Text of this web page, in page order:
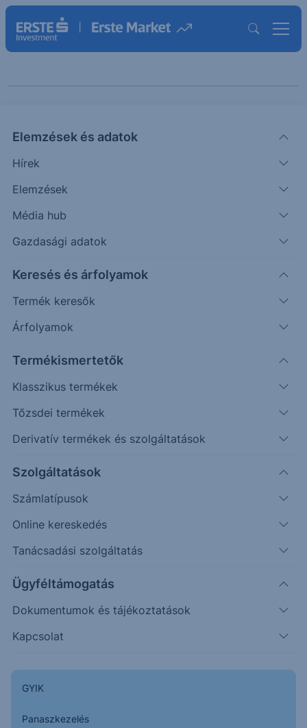
Elemzések és adatok
Hírek
Elemzések
Média hub
Gazdasági adatok
Keresés és árfolyamok
Termék keresők
Árfolyamok
Termékismertetők
Klasszikus termékek
Tőzsdei termékek
Derivatív termékek és szolgáltatások
Szolgáltatások
Számlatípusok
Online kereskedés
Tanácsadási szolgáltatás
Ügyféltámogatás
Dokumentumok és tájékoztatások
Kapcsolat
GYIK
Panaszkezelés
Témák szerint
Keresés
2204 találat cikkeink között
EUR/USD - 2024/53 - napi
A várakozásoknak megfelelő mozgás érkezett a
piacra, a kereszt elérte az elsődleges és másodlagos
2024. július 2.
Az elmúlt napokban a vártnál nagyobb déli irányú